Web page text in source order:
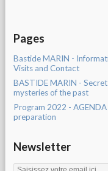
Pages
Bastide MARIN -
Visits and Contact
BASTIDE MARIN -
mysteries of the past
Program 2022 - AGENDA
preparation
Newsletter